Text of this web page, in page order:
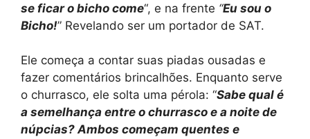
se ficar o bicho come“, e na frente “Eu sou o
Bicho!” Revelando ser um portador de SAT.
Ele começa a contar suas piadas ousadas e
fazer comentários brincalhões. Enquanto serve
o churrasco, ele solta uma pérola: “Sabe qual é
a semelhança entre o churrasco e a noite de
núpcias? Ambos começam quentes e